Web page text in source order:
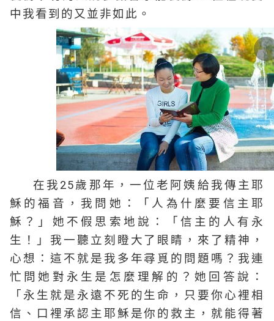
中我看到的又並非如此。
在我25歲那年，一位老阿姨給我傳主耶
穌的福音，我問她：「人為什麼要信主耶
穌？」她不假思索地說：「信主的人有永
生！」我一聽立刻瞪大了眼睛，來了精神，
心想：這不就是我多年尋覓的問題嗎？我連
忙問她對永生是怎麼理解的？她回答說：
「永生就是永遠不死的生命，只要你心裡相
信、口裡承認主耶穌是你的救主，就能得著